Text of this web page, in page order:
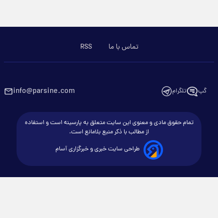
تماس با ما RSS
گپ تلگرام info@parsine.com
تمام حقوق مادی و معنوی این سایت متعلق به پارسینه است و استفاده
از مطالب با ذکر منبع بلامانع است.
طراحی سایت خبری و خبرگزاری آسام